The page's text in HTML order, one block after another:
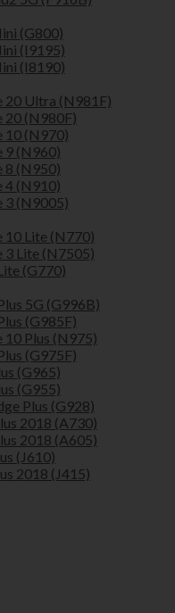
(G800)
(I9195)
(I8190)
20 Ultra (N981F)
20 (N980F)
10 (N970)
9 (N960)
8 (N950)
4 (N910)
3 (N9005)
10 Lite (N770)
3 Lite (N7505)
(G770)
5G (G996B)
(G985F)
10 Plus (N975)
(G975F)
(G965)
(G955)
Plus (G928)
2018 (A730)
2018 (A605)
(J610)
2018 (J415)